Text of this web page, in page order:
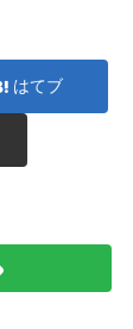
はてブ